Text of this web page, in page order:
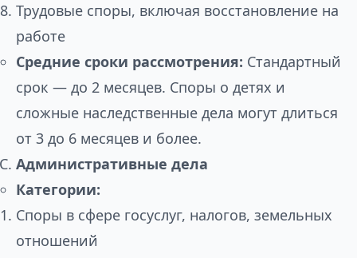
Трудовые споры, включая восстановление на
работе
Средние сроки рассмотрения: Стандартный
срок — до 2 месяцев. Споры о детях и
сложные наследственные дела могут длиться
от 3 до 6 месяцев и более.
Административные дела
Категории:
Споры в сфере госуслуг, налогов, земельных
отношений